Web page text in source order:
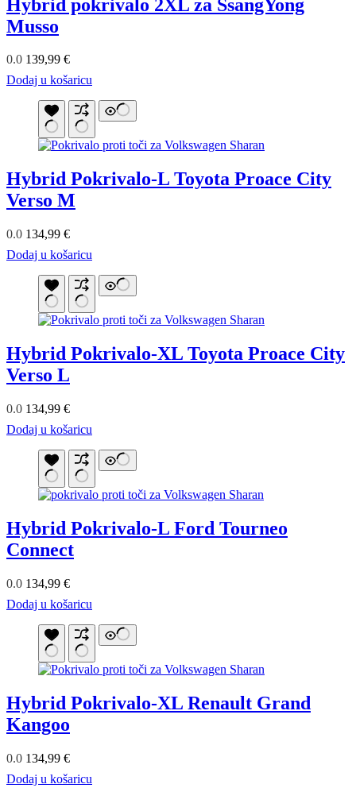
Hybrid pokrivalo 2XL za SsangYong
Musso
0.0 139,99 €
Dodaj u košaricu
Hybrid Pokrivalo-L Toyota Proace City
Verso M
0.0 134,99 €
Dodaj u košaricu
Hybrid Pokrivalo-XL Toyota Proace City
Verso L
0.0 134,99 €
Dodaj u košaricu
Hybrid Pokrivalo-L Ford Tourneo
Connect
0.0 134,99 €
Dodaj u košaricu
Hybrid Pokrivalo-XL Renault Grand
Kangoo
0.0 134,99 €
Dodaj u košaricu